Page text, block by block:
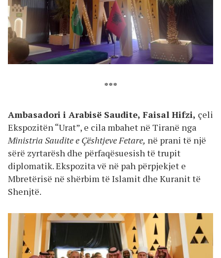
***
Ambasadori i Arabisë Saudite, Faisal Hifzi, çeli
Ekspozitën “Urat”, e cila mbahet në Tiranë nga
Ministria Saudite e Çështjeve Fetare, në prani të një
sërë zyrtarësh dhe përfaqësuesish të trupit
diplomatik. Ekspozita vë në pah përpjekjet e
Mbretërisë në shërbim të Islamit dhe Kuranit të
Shenjtë.